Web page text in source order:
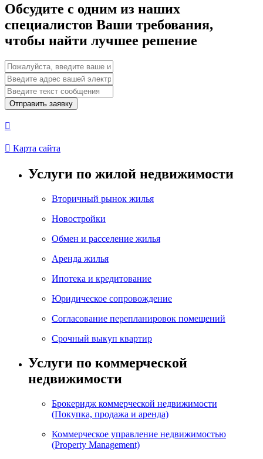
Обсудите с одним из наших
специалистов Ваши требования,
чтобы найти лучшее решение
Отправить заявку

 Карта сайта
Услуги по жилой недвижимости
Вторичный рынок жилья
Новостройки
Обмен и расселение жилья
Аренда жилья
Ипотека и кредитование
Юридическое сопровождение
Согласование перепланировок помещений
Срочный выкуп квартир
Услуги по коммерческой
недвижимости
Брокеридж коммерческой недвижимости
(Покупка, продажа и аренда)
Коммерческое управление недвижимостью
(Property Management)